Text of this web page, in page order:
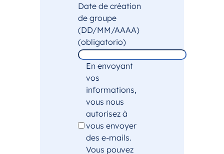
Date de création
de groupe
(DD/MM/AAAA)
(obligatorio)
En envoyant
vos
informations,
vous nous
autorisez à
vous envoyer
des e-mails.
Vous pouvez